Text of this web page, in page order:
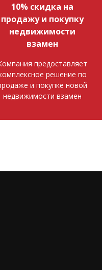
10% скидка на
продажу и покупку
недвижимости
взамен
предоставляет
решение по
и покупке новой
недвижимости взамен